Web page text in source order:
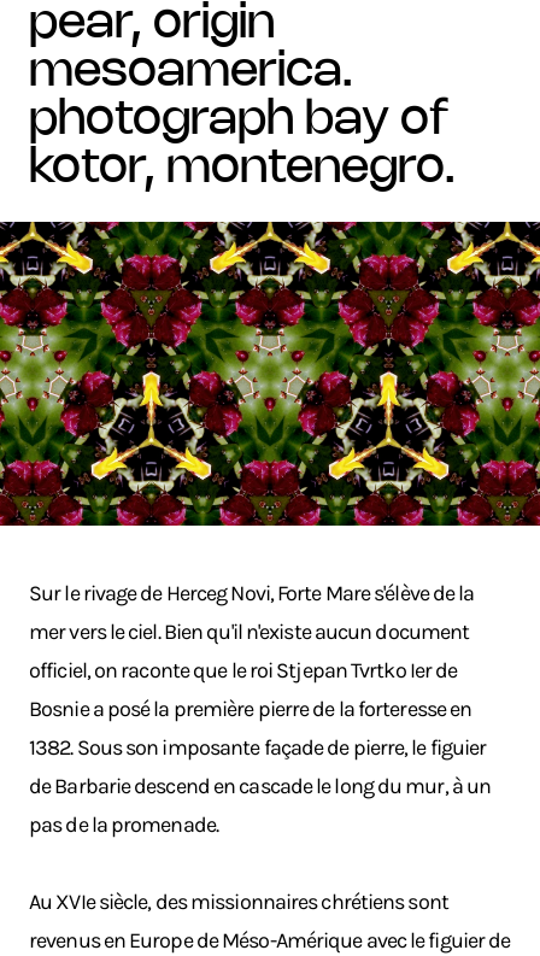
pear, origin
mesoamerica.
photograph bay of
kotor, montenegro.
Sur le rivage de Herceg Novi, Forte Mare s'élève de la
mer vers le ciel. Bien qu'il n'existe aucun document
officiel, on raconte que le roi Stjepan Tvrtko Ier de
Bosnie a posé la première pierre de la forteresse en
1382. Sous son imposante façade de pierre, le figuier
de Barbarie descend en cascade le long du mur, à un
pas de la promenade.
Au XVIe siècle, des missionnaires chrétiens sont
revenus en Europe de Méso-Amérique avec le figuier de